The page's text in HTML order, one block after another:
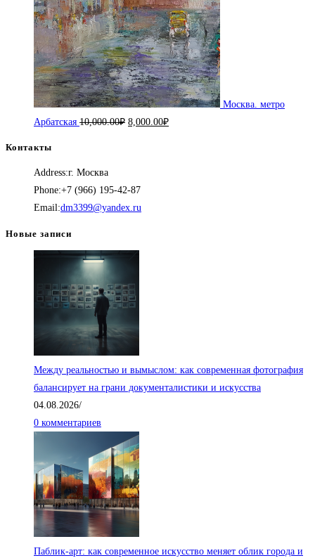
Москва. метро
Арбатская 10,000.00₽ Первоначальная
8,000.00₽Текущая
Контакты
Address:г. Москва
Phone:+7 (966) 195-42-87
Email:dm3399@yandex.ru
Новые записи
Между реальностью и вымыслом: как современная фотография
балансирует на грани документалистики и искусства
04.08.2026/
0 комментариев
Паблик-арт: как современное искусство меняет облик города и